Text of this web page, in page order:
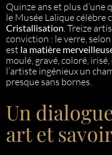
Quinze ans et plus
le Musée Lalique célèbre
Cristallisation. Treize
conviction : le verre,
est la matière
moulé, gravé, coloré,
l’artiste ingénieux un
presque sans bornes.
Un
art et